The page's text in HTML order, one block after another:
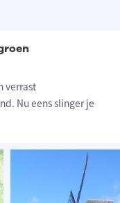
verrast
Nu eens slinger je